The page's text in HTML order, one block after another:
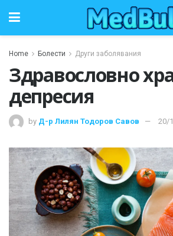
Home Болести Други заболявания
Здравословно
депресия
by Д-р Лилян Тодоров Савов 20/